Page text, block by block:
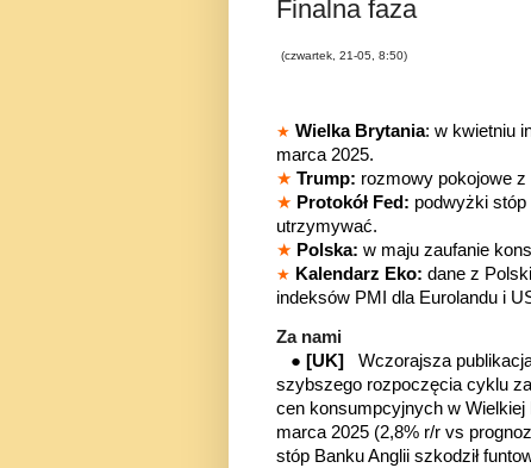
Finalna faza
(czwartek, 21-05, 8:50)
★ Wielka Brytania: w kwietniu
marca 2025.
★ Trump: rozmowy pokojowe z
★ Protokół Fed: podwyżki
utrzymywać.
★ Polska: w maju zaufanie
★ Kalendarz Eko: dane z
indeksów PMI dla Eurolandu i
Za nami
● [UK] Wczorajsza
szybszego rozpoczęcia cyklu
cen konsumpcyjnych w Wielkiej
marca 2025 (2,8% r/r vs
stóp Banku Anglii szkodził